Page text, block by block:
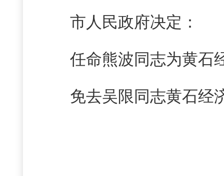
市人民政府决定：
任命熊波同志为黄石
免去吴限同志黄石经